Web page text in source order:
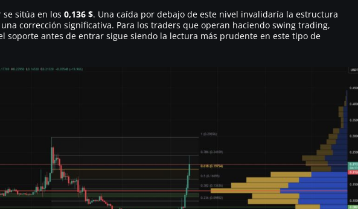
se sitúa en los 0,136 $. Una caída por debajo de este nivel invalidaría la estructura
corrección significativa. Para los traders que operan haciendo swing trading,
soporte antes de entrar sigue siendo la lectura más prudente en este tipo de